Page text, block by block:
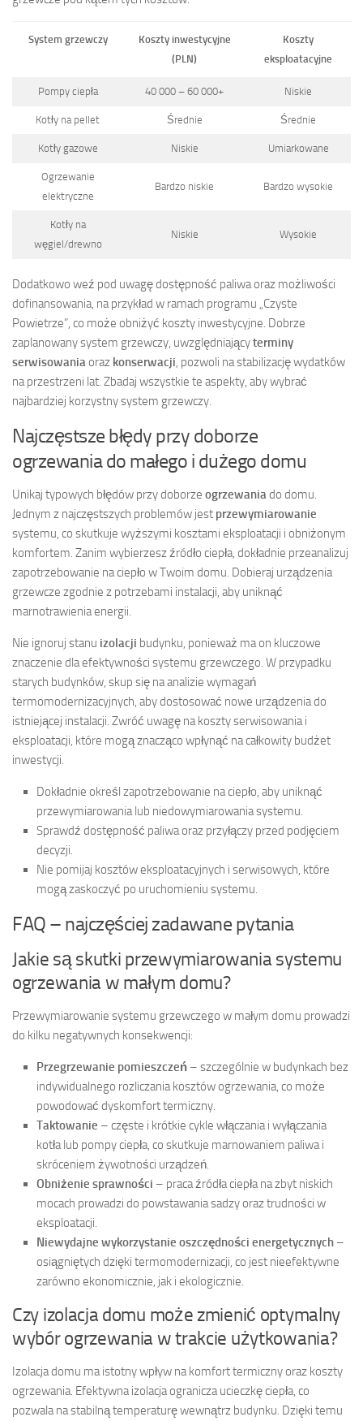
System grzewczy
Koszty inwestycyjne
(PLN)
Koszty
eksploatacyjne
Pompy ciepła 40 000 – 60 000+ Niskie
Kotły na pellet Średnie Średnie
Kotły gazowe Niskie Umiarkowane
Ogrzewanie
elektryczne
Bardzo niskie Bardzo wysokie
Kotły na
węgiel/drewno
Niskie Wysokie
Dodatkowo weź pod uwagę dostępność paliwa oraz możliwości
dofinansowania, na przykład w ramach programu „Czyste
Powietrze”, co może obniżyć koszty inwestycyjne. Dobrze
zaplanowany system grzewczy, uwzględniającyterminy
serwisowaniaoraz konserwacji, pozwoli na stabilizację wydatków
na przestrzeni lat. Zbadaj wszystkie te aspekty, aby wybrać
najbardziej korzystny system grzewczy.
Najczęstsze błędy przy doborze
ogrzewania do małego i dużego domu
Unikaj typowych błędów przy doborze ogrzewaniado domu.
Jednym z najczęstszych problemów jest przewymiarowanie
systemu, co skutkuje wyższymi kosztami eksploatacji i obniżonym
komfortem. Zanim wybierzesz źródło ciepła, dokładnie przeanalizuj
zapotrzebowanie na ciepło w Twoim domu. Dobieraj urządzenia
grzewcze zgodnie z potrzebami instalacji, aby uniknąć
marnotrawienia energii.
Nie ignoruj stanu izolacji budynku, ponieważ ma on kluczowe
znaczenie dla efektywności systemu grzewczego. W przypadku
starych budynków, skup się na analizie wymagań
termomodernizacyjnych, aby dostosować nowe urządzenia do
istniejącej instalacji. Zwróć uwagę na koszty serwisowania i
eksploatacji, które mogą znacząco wpłynąć na całkowity budżet
inwestycji.
Dokładnie określ zapotrzebowanie na ciepło, aby uniknąć
przewymiarowania lub niedowymiarowania systemu.
Sprawdź dostępność paliwa oraz przyłączy przed podjęciem
decyzji.
Nie pomijaj kosztów eksploatacyjnych i serwisowych, które
mogą zaskoczyć po uruchomieniu systemu.
FAQ – najczęściej zadawane pytania
Jakie są skutki przewymiarowania systemu
ogrzewania w małym domu?
Przewymiarowanie systemu grzewczego w małym domu prowadzi
do kilku negatywnych konsekwencji:
Przegrzewanie pomieszczeń – szczególnie w budynkach bez
indywidualnego rozliczania kosztów ogrzewania, co może
powodować dyskomfort termiczny.
Taktowanie – częste i krótkie cykle włączania i wyłączania
kotła lub pompy ciepła, co skutkuje marnowaniem paliwa i
skróceniem żywotności urządzeń.
Obniżenie sprawności – praca źródła ciepła na zbyt niskich
mocach prowadzi do powstawania sadzy oraz trudności w
eksploatacji.
Niewydajne wykorzystanie oszczędności energetycznych –
osiągniętych dzięki termomodernizacji, co jest nieefektywne
zarówno ekonomicznie, jak i ekologicznie.
Czy izolacja domu może zmienić optymalny
wybór ogrzewania w trakcie użytkowania?
Izolacja domu ma istotny wpływ na komfort termiczny oraz koszty
ogrzewania. Efektywna izolacja ogranicza ucieczkę ciepła, co
pozwala na stabilną temperaturę wewnątrz budynku. Dzięki temu